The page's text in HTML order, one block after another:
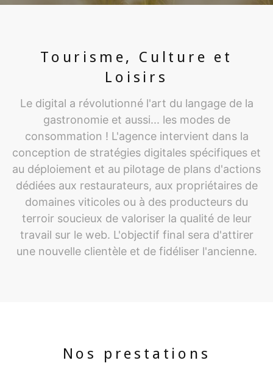
Tourisme, Culture et
Loisirs
Le digital a révolutionné l'art du langage de la
gastronomie et aussi... les modes de
consommation ! L'agence intervient dans la
conception de stratégies digitales spécifiques et
au déploiement et au pilotage de plans d'actions
dédiées aux restaurateurs, aux propriétaires de
domaines viticoles ou à des producteurs du
terroir soucieux de valoriser la qualité de leur
travail sur le web. L'objectif final sera d'attirer
une nouvelle clientèle et de fidéliser l'ancienne.
Nos prestations